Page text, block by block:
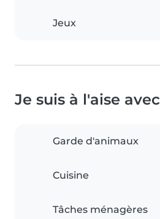
Jeux
Je suis à l'aise avec
Garde d'animaux
Cuisine
Tâches ménagères